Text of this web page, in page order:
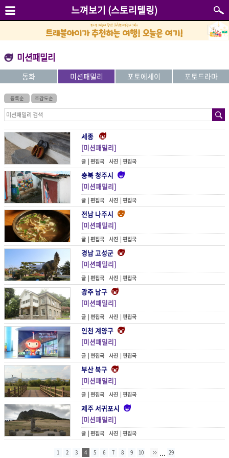
느껴보기 (스토리텔링)
미션패밀리
동화 미션패밀리 포토에세이 포토드라마
등록순 호감도순
세종
[미션패밀리]
글 |편집국 사진 |편집국
충북 청주시
[미션패밀리]
글 |편집국 사진 |편집국
전남 나주시
[미션패밀리]
글 |편집국 사진 |편집국
경남 고성군
[미션패밀리]
글 |편집국 사진 |편집국
광주 남구
[미션패밀리]
글 |편집국 사진 |편집국
인천 계양구
[미션패밀리]
글 |편집국 사진 |편집국
부산 북구
[미션패밀리]
글 |편집국 사진 |편집국
제주 서귀포시
[미션패밀리]
글 |편집국 사진 |편집국
1 2 3 4 5 6 7 8 9 10 ... 29